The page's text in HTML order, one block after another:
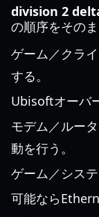
division 2
の順序をその
ゲーム／クラ
する。
Ubisoftオーバ
モデム／ルー
動を行う。
ゲーム／シス
可能なら